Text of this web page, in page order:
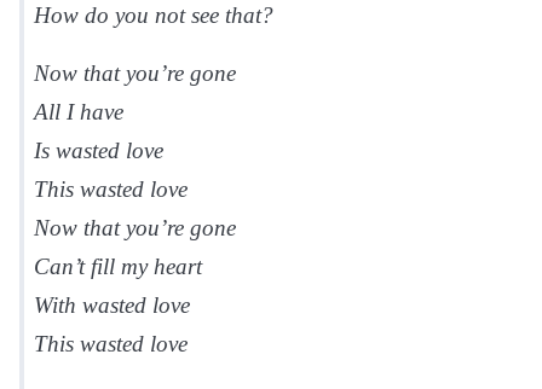
How do you not see that?
Now that you’re gone
All I have
Is wasted love
This wasted love
Now that you’re gone
Can’t fill my heart
With wasted love
This wasted love